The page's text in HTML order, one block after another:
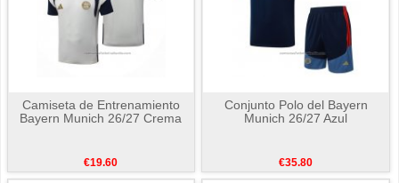
Camiseta de Entrenamiento
Bayern Munich 26/27 Crema
€19.60
Conjunto Polo del Bayern
Munich 26/27 Azul
€35.80